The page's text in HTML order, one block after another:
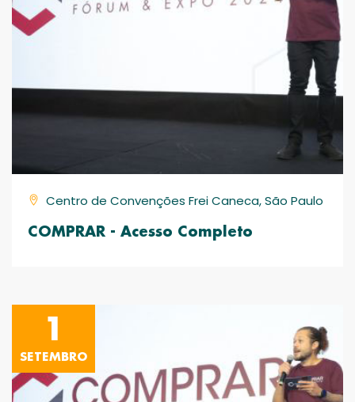
Centro de Convenções Frei Caneca, São Paulo
COMPRAR - Acesso Completo
1
SETEMBRO